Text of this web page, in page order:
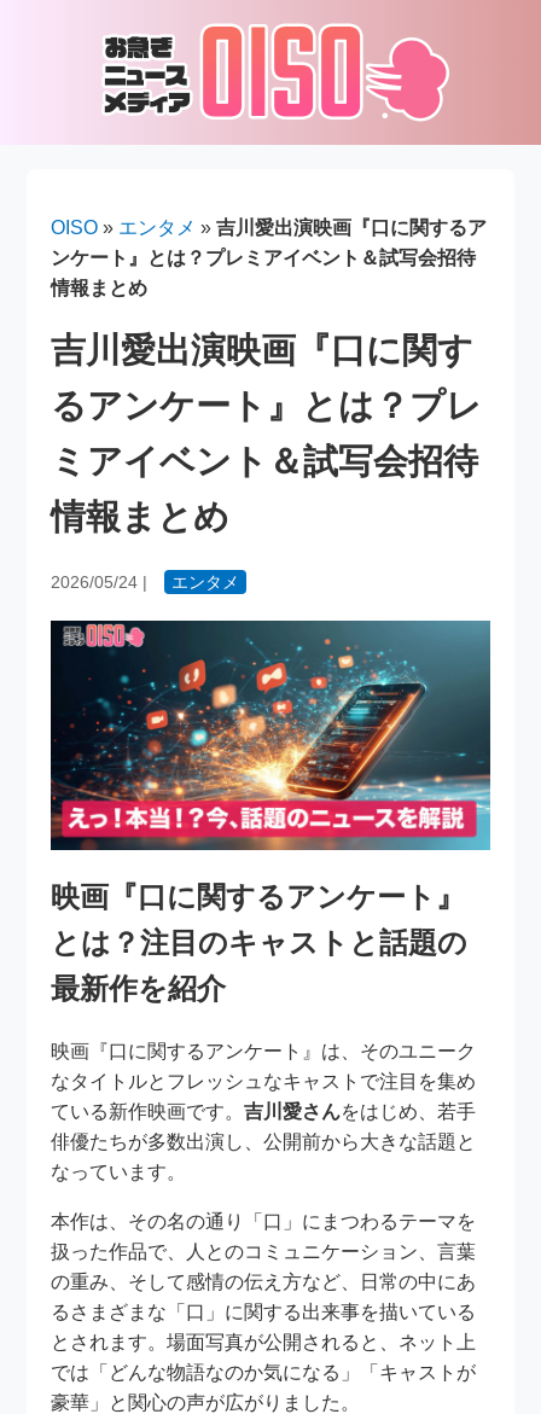
OISO » エンタメ »吉川愛出演映画『口に関するア
ンケート』とは？プレミアイベント＆試写会招待
情報まとめ
吉川愛出演映画『口に関す
るアンケート』とは？プレ
ミアイベント＆試写会招待
情報まとめ
2026/05/24 | エンタメ
映画『口に関するアンケート』
とは？注目のキャストと話題の
最新作を紹介
映画『口に関するアンケート』は、そのユニーク
なタイトルとフレッシュなキャストで注目を集め
ている新作映画です。吉川愛さんをはじめ、若手
俳優たちが多数出演し、公開前から大きな話題と
なっています。
本作は、その名の通り「口」にまつわるテーマを
扱った作品で、人とのコミュニケーション、言葉
の重み、そして感情の伝え方など、日常の中にあ
るさまざまな「口」に関する出来事を描いている
とされます。場面写真が公開されると、ネット上
では「どんな物語なのか気になる」「キャストが
豪華」と関心の声が広がりました。